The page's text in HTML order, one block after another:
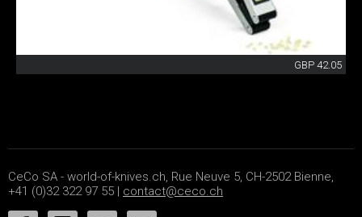
GBP 42.05
CeCo SA - world-of-knives.ch, Rue Neuve 5, CH-2502 Bienne,
+41 (0)32 322 97 55 | contact@ceco.ch